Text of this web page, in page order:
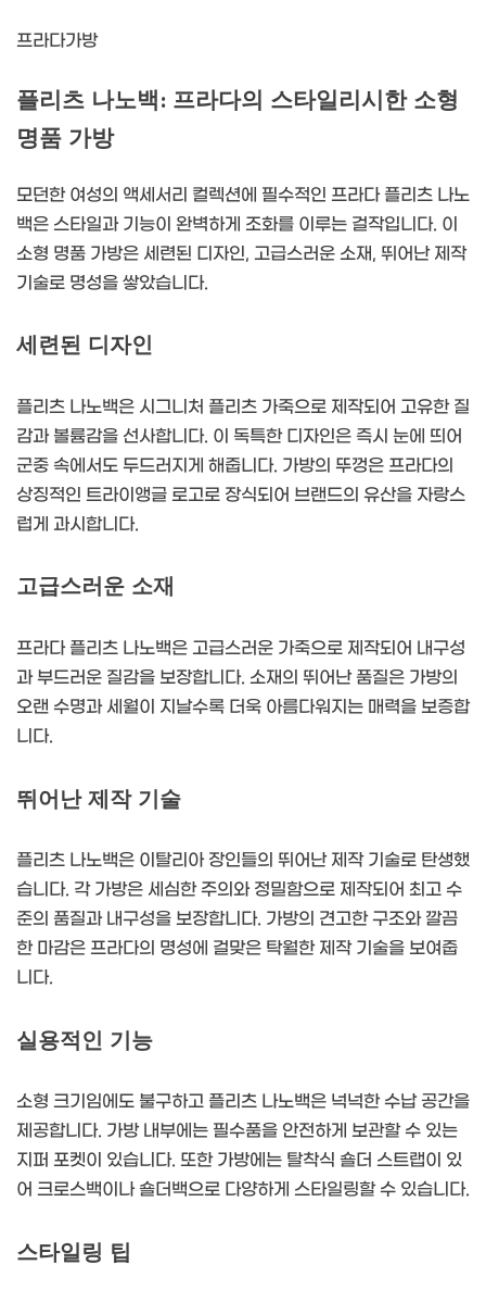
프라다가방
플리츠 나노백: 프라다의 스타일리시한 소형
명품 가방
모던한 여성의 액세서리 컬렉션에 필수적인 프라다 플리츠 나노
백은 스타일과 기능이 완벽하게 조화를 이루는 걸작입니다. 이
소형 명품 가방은 세련된 디자인, 고급스러운 소재, 뛰어난 제작
기술로 명성을 쌓았습니다.
세련된 디자인
플리츠 나노백은 시그니처 플리츠 가죽으로 제작되어 고유한 질
감과 볼륨감을 선사합니다. 이 독특한 디자인은 즉시 눈에 띄어
군중 속에서도 두드러지게 해줍니다. 가방의 뚜껑은 프라다의
상징적인 트라이앵글 로고로 장식되어 브랜드의 유산을 자랑스
럽게 과시합니다.
고급스러운 소재
프라다 플리츠 나노백은 고급스러운 가죽으로 제작되어 내구성
과 부드러운 질감을 보장합니다. 소재의 뛰어난 품질은 가방의
오랜 수명과 세월이 지날수록 더욱 아름다워지는 매력을 보증합
니다.
뛰어난 제작 기술
플리츠 나노백은 이탈리아 장인들의 뛰어난 제작 기술로 탄생했
습니다. 각 가방은 세심한 주의와 정밀함으로 제작되어 최고 수
준의 품질과 내구성을 보장합니다. 가방의 견고한 구조와 깔끔
한 마감은 프라다의 명성에 걸맞은 탁월한 제작 기술을 보여줍
니다.
실용적인 기능
소형 크기임에도 불구하고 플리츠 나노백은 넉넉한 수납 공간을
제공합니다. 가방 내부에는 필수품을 안전하게 보관할 수 있는
지퍼 포켓이 있습니다. 또한 가방에는 탈착식 숄더 스트랩이 있
어 크로스백이나 숄더백으로 다양하게 스타일링할 수 있습니다.
스타일링 팁